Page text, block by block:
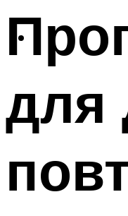
МЕНЮ
для